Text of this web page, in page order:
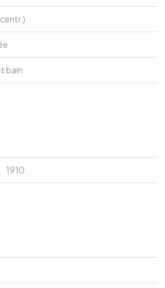
bain
1910